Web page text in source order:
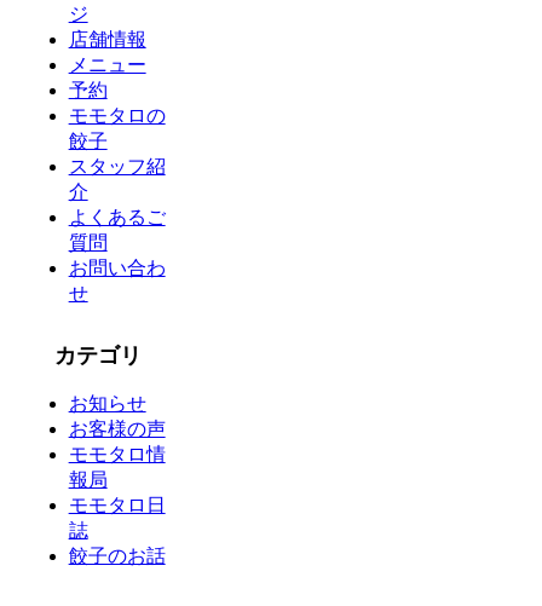
ジ
店舗情報
メニュー
予約
モモタロの
餃子
スタッフ紹
介
よくあるご
質問
お問い合わ
せ
カテゴリ
お知らせ
お客様の声
モモタロ情
報局
モモタロ日
誌
餃子のお話